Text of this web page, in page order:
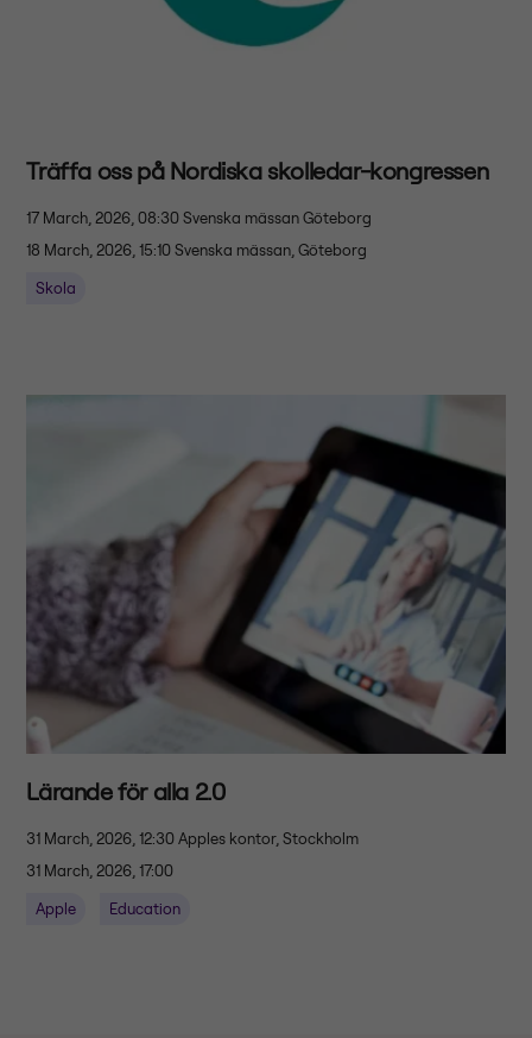
Träffa oss på Nordiska skolledar-kongressen
17 March, 2026, 08:30Svenska mässan Göteborg
18 March, 2026, 15:10Svenska mässan, Göteborg
Skola
Lärande för alla 2.0
31 March, 2026, 12:30Apples kontor, Stockholm
31 March, 2026, 17:00
Apple
Education